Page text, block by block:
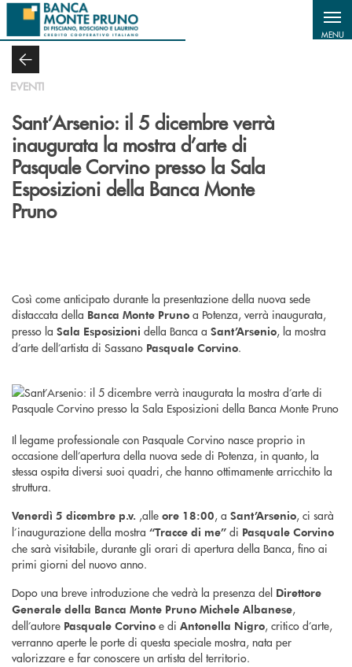
Salta al contenuto principale
MENU
EVENTI
Sant’Arsenio: il 5 dicembre verrà
inaugurata la mostra d’arte di
Pasquale Corvino presso la Sala
Esposizioni della Banca Monte
Pruno
Così come anticipato durante la presentazione della nuova sede
distaccata della Banca Monte Pruno a Potenza, verrà inaugurata,
presso la Sala Esposizioni della Banca a Sant’Arsenio, la mostra
d’arte dell’artista di Sassano Pasquale Corvino.
Il legame professionale con Pasquale Corvino nasce proprio in
occasione dell’apertura della nuova sede di Potenza, in quanto, la
stessa ospita diversi suoi quadri, che hanno ottimamente arricchito la
struttura.
Venerdì 5 dicembre p.v. ,alle ore 18:00, a Sant’Arsenio, ci sarà
l’inaugurazione della mostra “Tracce di me” di Pasquale Corvino
che sarà visitabile, durante gli orari di apertura della Banca, fino ai
primi giorni del nuovo anno.
Dopo una breve introduzione che vedrà la presenza del Direttore
Generale della Banca Monte Pruno Michele Albanese,
dell’autore Pasquale Corvino e di Antonella Nigro, critico d’arte,
verranno aperte le porte di questa speciale mostra, nata per
valorizzare e far conoscere un artista del territorio.